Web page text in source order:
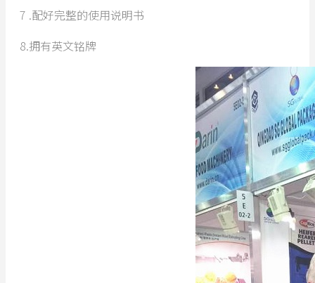
7 .配好完整的使用说明书
8.拥有英文铭牌